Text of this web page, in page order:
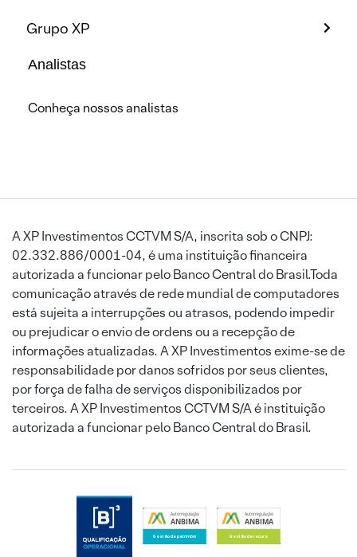
Grupo XP
Analistas
Conheça nossos analistas
A XP Investimentos CCTVM S/A, inscrita sob o CNPJ:
02.332.886/0001-04, é uma instituição financeira
autorizada a funcionar pelo Banco Central do Brasil.Toda
comunicação através de rede mundial de computadores
está sujeita a interrupções ou atrasos, podendo impedir
ou prejudicar o envio de ordens ou a recepção de
informações atualizadas. A XP Investimentos exime-se de
responsabilidade por danos sofridos por seus clientes,
por força de falha de serviços disponibilizados por
terceiros. A XP Investimentos CCTVM S/A é instituição
autorizada a funcionar pelo Banco Central do Brasil.